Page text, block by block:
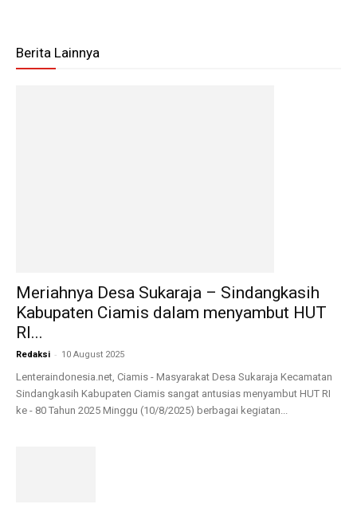
Berita Lainnya
Meriahnya Desa Sukaraja – Sindangkasih
Kabupaten Ciamis dalam menyambut HUT
RI...
Redaksi - 10 August 2025
Lenteraindonesia.net, Ciamis - Masyarakat Desa Sukaraja Kecamatan
Sindangkasih Kabupaten Ciamis sangat antusias menyambut HUT RI
ke - 80 Tahun 2025 Minggu (10/8/2025) berbagai kegiatan...